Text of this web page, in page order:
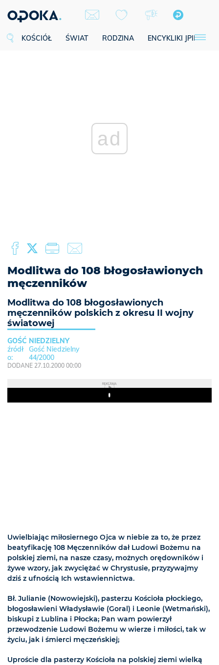
KOŚCIÓŁ ŚWIAT RODZINA ENCYKLIKI JPII
ad
Modlitwa do 108 błogosławionych
męczenników
Modlitwa do 108 błogosławionych
męczenników polskich z okresu II wojny
światowej
GOŚĆ NIEDZIELNY
Gość Niedzielny
44/2000
DODANE 27.10.2000 00:00
REKLAMA
Play
Uwielbiając miłosiernego Ojca w niebie za to, że przez
beatyfikację 108 Męczenników dał Ludowi Bożemu na
polskiej ziemi, na nasze czasy, możnych orędowników i
żywe wzory, jak zwyciężać w Chrystusie, przyzywajmy
dziś z ufnością Ich wstawiennictwa.
Bł. Julianie (Nowowiejski), pasterzu Kościoła płockiego,
błogosławieni Władysławie (Goral) i Leonie (Wetmański),
biskupi z Lublina i Płocka; Pan wam powierzył
przewodzenie Ludowi Bożemu w wierze i miłości, tak w
życiu, jak i śmierci męczeńskiej;
Uproście dla pasterzy Kościoła na polskiej ziemi wielką